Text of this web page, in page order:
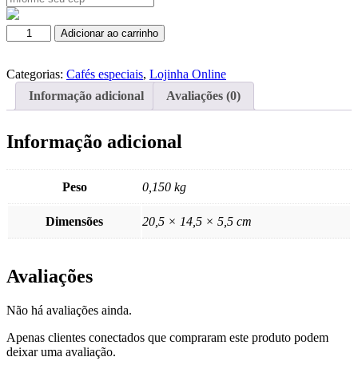
Mascavo
125g
Adicionar ao carrinho
Categorias: Cafés especiais, Lojinha Online
Informação adicional
Avaliações (0)
Informação adicional
Peso 0,150 kg
Dimensões 20,5 × 14,5 × 5,5 cm
Avaliações
Não há avaliações ainda.
Apenas clientes conectados que compraram este produto podem
deixar uma avaliação.